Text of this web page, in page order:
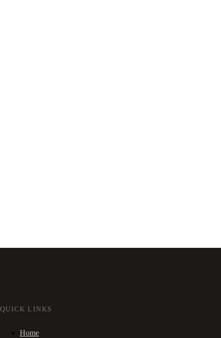
QUICK LINKS
Home